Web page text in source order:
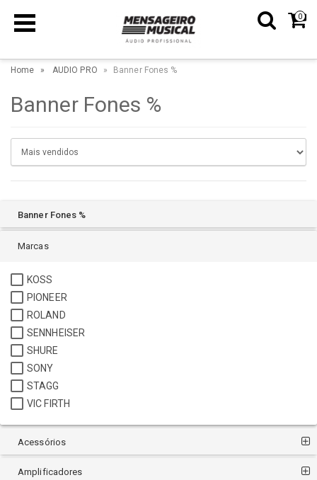
0
Home AUDIO PRO Banner Fones %
Banner Fones %
Banner Fones %
Marcas
KOSS
PIONEER
ROLAND
SENNHEISER
SHURE
SONY
STAGG
VIC FIRTH
Acessórios
Amplificadores